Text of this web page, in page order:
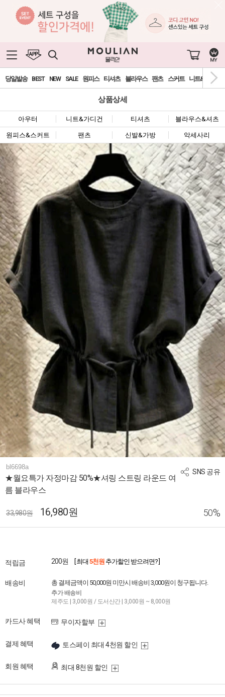
당일발송 BEST NEW SALE 원피스 티셔츠 블라우스 팬츠 스커트 니트&가디건
상품상세
아우터 니트&가디건 티셔츠 블라우스&셔츠
원피스&스커트 팬츠 신발&가방 악세사리
SNS 공유
bl6698a
★월요특가 자정마감 50%★셔링 스트링 라운드 여
름 블라우스
33,980원 16,980원 50%
적립금 200원 [ 최대 5천원 추가할인 받으려면? ]
배송비 총 결제금액이 50,000원 미만시 배송비 3,000원이 청구됩니다.
추가 배송비
제주도 | 3,000원 / 도서산간 | 3,000원 ~ 8,000원
카드사 혜택 무이자할부
결제 혜택 토스페이 최대 4천원 할인
회원 혜택 최대 8천원 할인